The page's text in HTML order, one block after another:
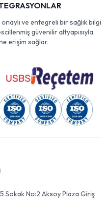
ve entegreli bir sağlık bilgi
güvenilir altyapısıyla
erişim sağlar.
Sokak No:2 Aksoy Plaza Giriş